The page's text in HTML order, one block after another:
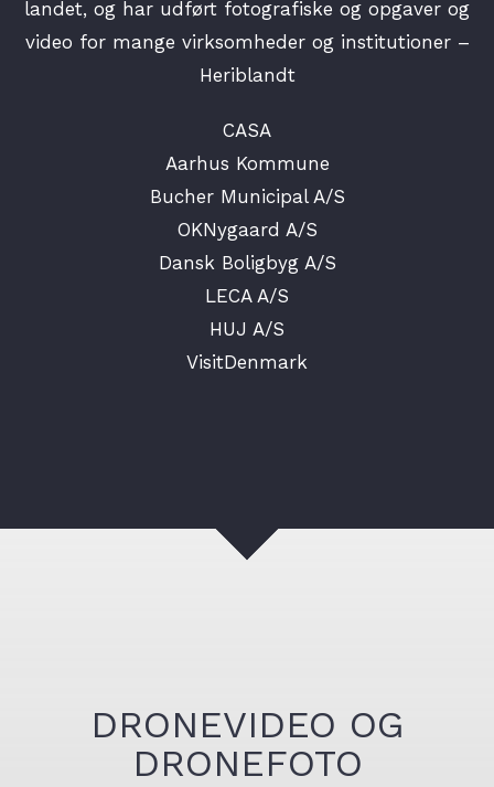
landet, og har udført fotografiske og opgaver og
video for mange virksomheder og institutioner –
Heriblandt
CASA
Aarhus Kommune
Bucher Municipal A/S
OKNygaard A/S
Dansk Boligbyg A/S
LECA A/S
HUJ A/S
VisitDenmark
DRONEVIDEO OG
DRONEFOTO